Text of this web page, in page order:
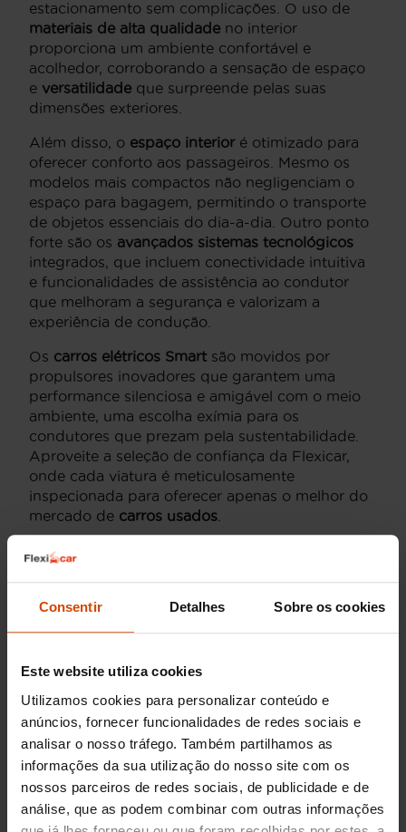
Consentir Detalhes Sobre os cookies
Este website utiliza cookies
Utilizamos cookies para personalizar conteúdo e
anúncios, fornecer funcionalidades de redes sociais e
analisar o nosso tráfego. Também partilhamos as
informações da sua utilização do nosso site com os
nossos parceiros de redes sociais, de publicidade e de
análise, que as podem combinar com outras informações
estacionamento sem complicações. O uso de
materiais de alta qualidade no interior
proporciona um ambiente confortável e
acolhedor, corroborando a sensação de espaço
e versatilidade que surpreende pelas suas
dimensões exteriores.
Além disso, o espaço interioré otimizado para
oferecer conforto aos passageiros. Mesmo os
modelos mais compactos não negligenciam o
espaço para bagagem, permitindo o transporte
de objetos essenciais do dia-a-dia. Outro ponto
forte são os avançados sistemas tecnológicos
integrados, que incluem conectividade intuitiva
e funcionalidades de assistência ao condutor
que melhoram a segurança e valorizam a
experiência de condução.
Os carros elétricos Smart são movidos por
propulsores inovadores que garantem uma
performance silenciosa e amigável com o meio
ambiente, uma escolha exímia para os
condutores que prezam pela sustentabilidade.
Aproveite a seleção de confiança da Flexicar,
onde cada viatura é meticulosamente
inspecionada para oferecer apenas o melhor do
mercado de carros usados
Preço dos Smart
elétricos usados
oferece uma vasta gama de opções para quem
Elétrico. Estes veículos, conhecidos pela sua
eficiência e praticidade, são ideais para a
condução urbana. O preço de umSmart Elétrico
usadopode variar consoante o ano, o modelo e
o estado geral do automóvel, situando-se entre
os 10.000€ e os 15.000€.